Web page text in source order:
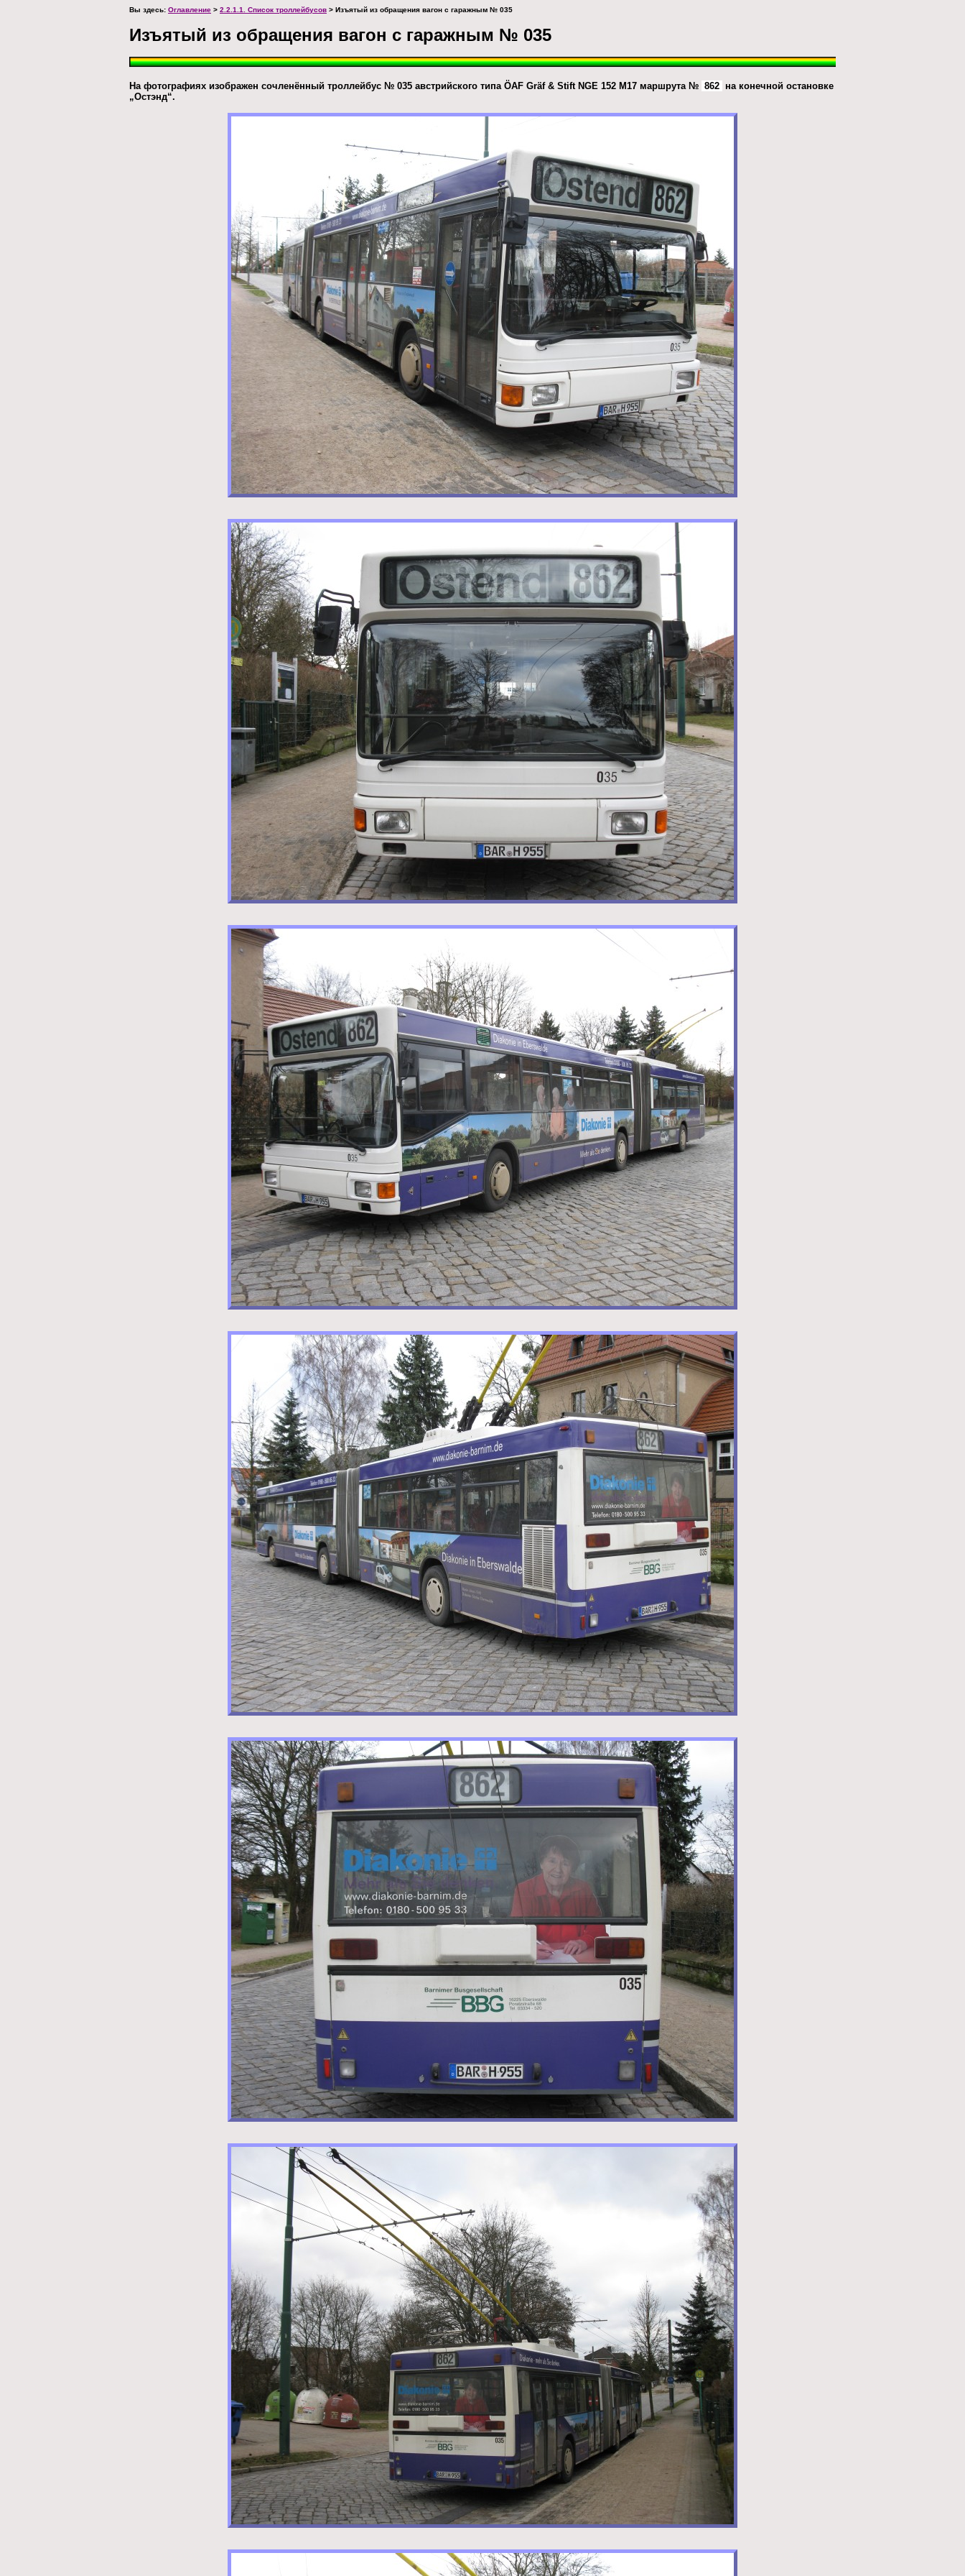
Вы здесь: Оглавление > 2.2.1.1. Список троллейбусов > Изъятый из обращения вагон с гаражным № 035
Изъятый из обращения вагон с гаражным № 035
На фотографиях изображен сочленённый троллейбус № 035 австрийского типа ÖAF Gräf & Stift NGE 152 M17 маршрута № 862 на конечной остановке
„Остэнд“.